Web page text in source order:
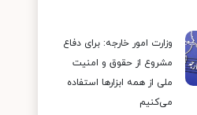
وزارت امور خارجه: برای دفاع
مشروع از حقوق و امنیت
ملی از همه ابزارها استفاده
می‌کنیم